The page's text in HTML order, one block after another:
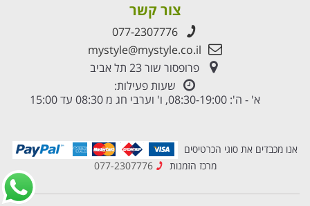
צור קשר
077-2307776
mystyle@mystyle.co.il
פרופסור שור 23 תל אביב
שעות פעילות:
א' - ה': 08:30-19:00, ו' וערבי חג מ 08:30 עד 15:00
אנו מכבדים את סוגי הכרטיסים
מרכז הזמנות
077-2307776